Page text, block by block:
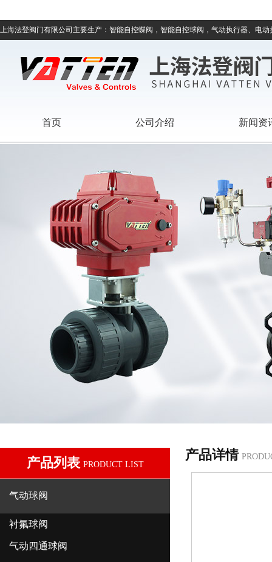
上海法登阀门有限公司主要生产：智能自控蝶阀，智能自控球阀，气动执行器、电
首页 公司介绍 新闻资
产品列表 PRODUCT LIST
气动球阀
衬氟球阀
气动四通球阀
产品详情